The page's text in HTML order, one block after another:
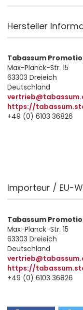
Hersteller
Tabassum
Max-Planck-Str. 15
63303 Dreieich
Deutschland
https://
+49 (0) 6103 36826
Importeur / EU-
Tabassum
Max-Planck-Str. 15
63303 Dreieich
Deutschland
https://
+49 (0) 6103 36826